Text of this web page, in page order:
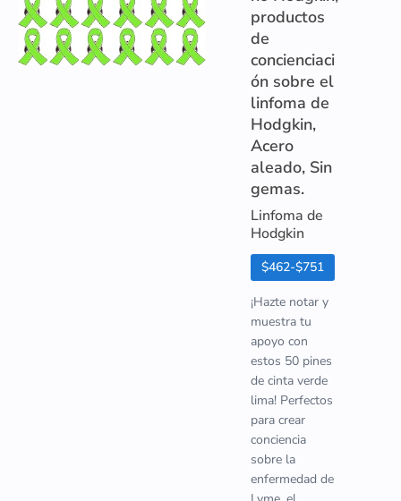
productos
de
concienciaci
ón sobre el
linfoma de
Hodgkin,
Acero
aleado, Sin
gemas.
Linfoma de
Hodgkin
$462-$751
¡Hazte notar y
muestra tu
apoyo con
estos 50 pines
de cinta verde
lima! Perfectos
para crear
conciencia
sobre la
enfermedad de